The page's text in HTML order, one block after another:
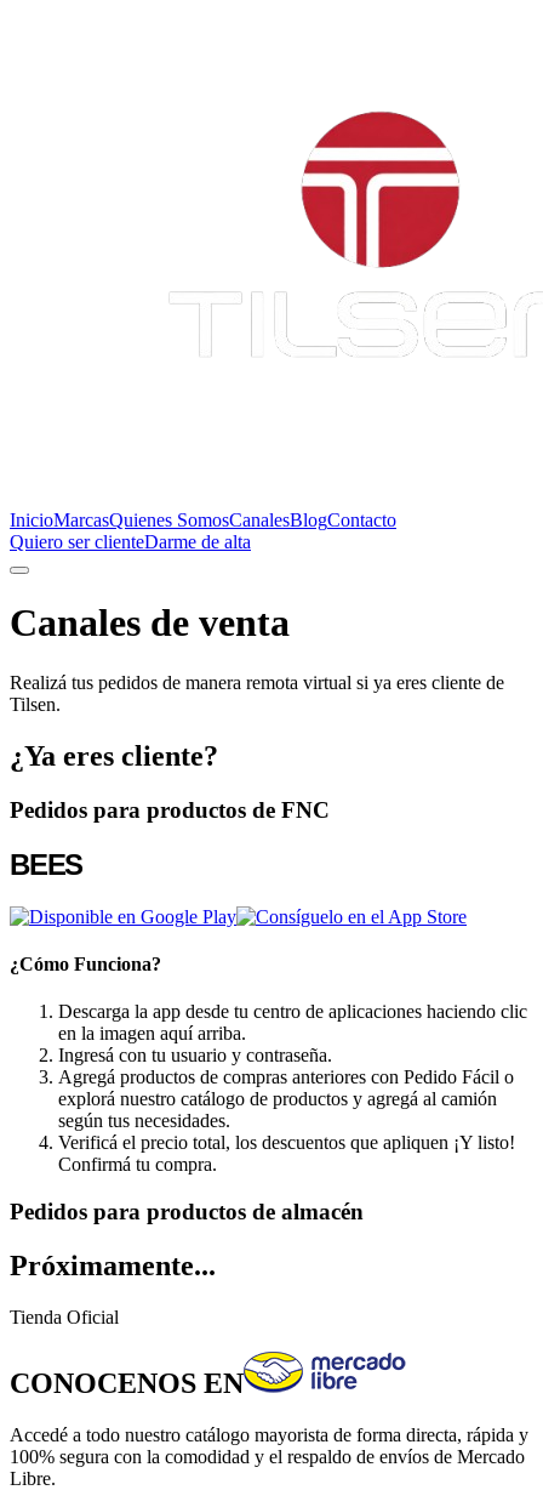
InicioMarcasQuienes SomosCanalesBlogContacto
Quiero ser clienteDarme de alta
Canales de venta
Realizá tus pedidos de manera remota virtual si ya eres cliente de
Tilsen.
¿Ya eres cliente?
Pedidos para productos de FNC
BEES
¿Cómo Funciona?
Descarga la app desde tu centro de aplicaciones haciendo clic
en la imagen aquí arriba.
Ingresá con tu usuario y contraseña.
Agregá productos de compras anteriores con Pedido Fácil o
explorá nuestro catálogo de productos y agregá al camión
según tus necesidades.
Verificá el precio total, los descuentos que apliquen ¡Y listo!
Confirmá tu compra.
Pedidos para productos de almacén
Próximamente...
Tienda Oficial
CONOCENOS EN
Accedé a todo nuestro catálogo mayorista de forma directa, rápida y
100% segura con la comodidad y el respaldo de envíos de Mercado
Libre.